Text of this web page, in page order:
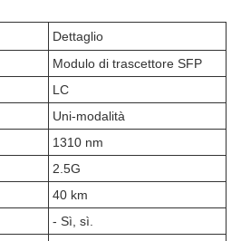
Dettaglio
Modulo di trascettore SFP
LC
Uni-modalità
1310 nm
2.5G
40 km
- Sì, sì.